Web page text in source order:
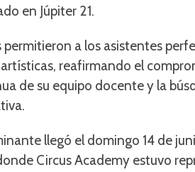
en Júpiter 21.
permitieron a los asistentes
reafirmando el
de su equipo docente y la
llegó el domingo 14 de
Circus Academy estuvo